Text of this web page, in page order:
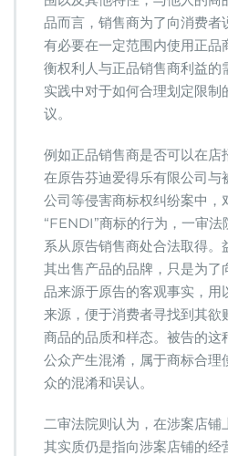
品而言，销售商为了向消费者
有必要在一定范围内使用正
衡权利人与正品销售商利益的
实践中对于如何合理划定限
议。
例如正品销售商是否可以在店
在原告芬迪爱得乐有限公司与
公司等侵害商标权纠纷案中，
“FENDI”商标的行为，一审
系从原告销售商处合法取得
其出售产品的品牌，只是为
品来源于原告的客观事实，用
来源，便于消费者寻找到其欲
商品的品质和样态。被告的这
公众产生混淆，属于商标合理
众的混淆和误认。
二审法院则认为，在涉案店铺
其实质仍是指向涉案店铺的经